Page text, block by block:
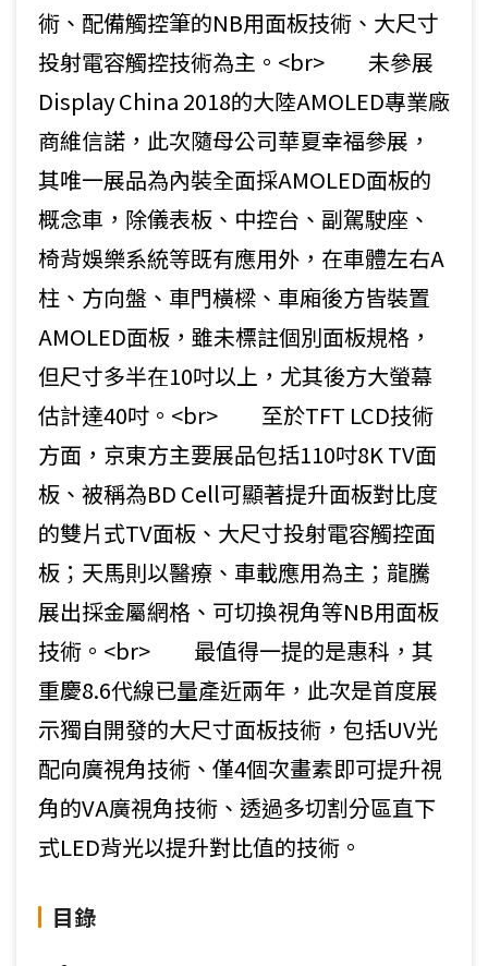
術、配備觸控筆的NB用面板技術、大尺寸
投射電容觸控技術為主。<br> 未參展
Display China 2018的大陸AMOLED專業廠
商維信諾，此次隨母公司華夏幸福參展，
其唯一展品為內裝全面採AMOLED面板的
概念車，除儀表板、中控台、副駕駛座、
椅背娛樂系統等既有應用外，在車體左右A
柱、方向盤、車門橫樑、車廂後方皆裝置
AMOLED面板，雖未標註個別面板規格，
但尺寸多半在10吋以上，尤其後方大螢幕
估計達40吋。<br> 至於TFT LCD技術
方面，京東方主要展品包括110吋8K TV面
板、被稱為BD Cell可顯著提升面板對比度
的雙片式TV面板、大尺寸投射電容觸控面
板；天馬則以醫療、車載應用為主；龍騰
展出採金屬網格、可切換視角等NB用面板
技術。<br> 最值得一提的是惠科，其
重慶8.6代線已量產近兩年，此次是首度展
示獨自開發的大尺寸面板技術，包括UV光
配向廣視角技術、僅4個次畫素即可提升視
角的VA廣視角技術、透過多切割分區直下
式LED背光以提升對比值的技術。
目錄